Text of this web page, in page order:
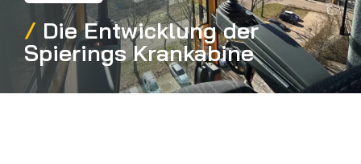
Home
Stellenangebote
Die Entwicklung der
Spierings Krankabine